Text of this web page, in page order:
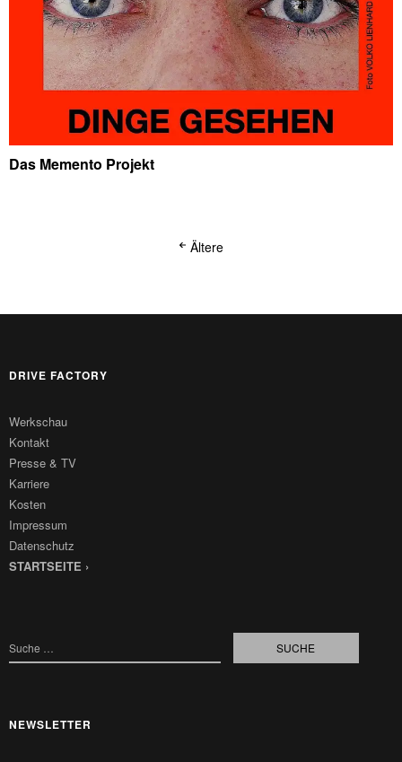
Das Memento Projekt
Ältere
DRIVE FACTORY
Werkschau
Kontakt
Presse & TV
Karriere
Kosten
Impressum
Datenschutz
STARTSEITE ›
NEWSLETTER